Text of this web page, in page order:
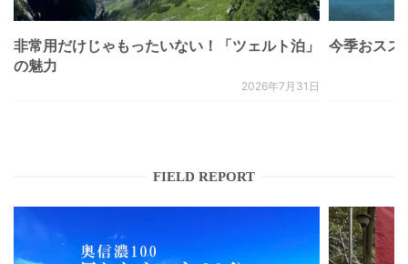
非常用だけじゃもったいない！「ツェルト泊」
の魅力
2026年7月31日
今季おスス
FIELD REPORT